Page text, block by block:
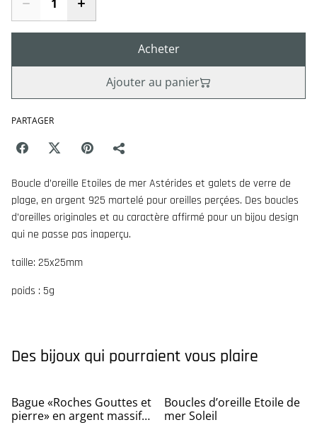
Acheter
Ajouter au panier
PARTAGER
Boucle d’oreille Etoiles de mer Astérides et galets de verre de
plage, en argent 925 martelé pour oreilles perçées. Des boucles
d’oreilles originales et au caractère affirmé pour un bijou design
qui ne passe pas inaperçu.
taille: 25x25mm
poids : 5g
Des bijoux qui pourraient vous plaire
Bague «Roches Gouttes et
pierre» en argent massif
Boucles d’oreille Etoile de
mer Soleil